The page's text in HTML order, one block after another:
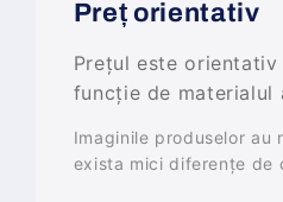
Preț orientativ
Prețul este
funcție de materialul
Imaginile produselor au
exista mici diferențe de